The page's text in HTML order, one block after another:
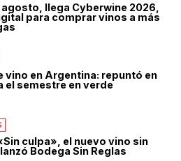
agosto, llega Cyberwine 2026,
para comprar vinos a más
vino en Argentina: repuntó en
el semestre en verde
culpa», el nuevo vino sin
Bodega Sin Reglas